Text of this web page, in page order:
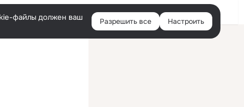
Войти
файлы должен ваш
Разрешить все Настроить